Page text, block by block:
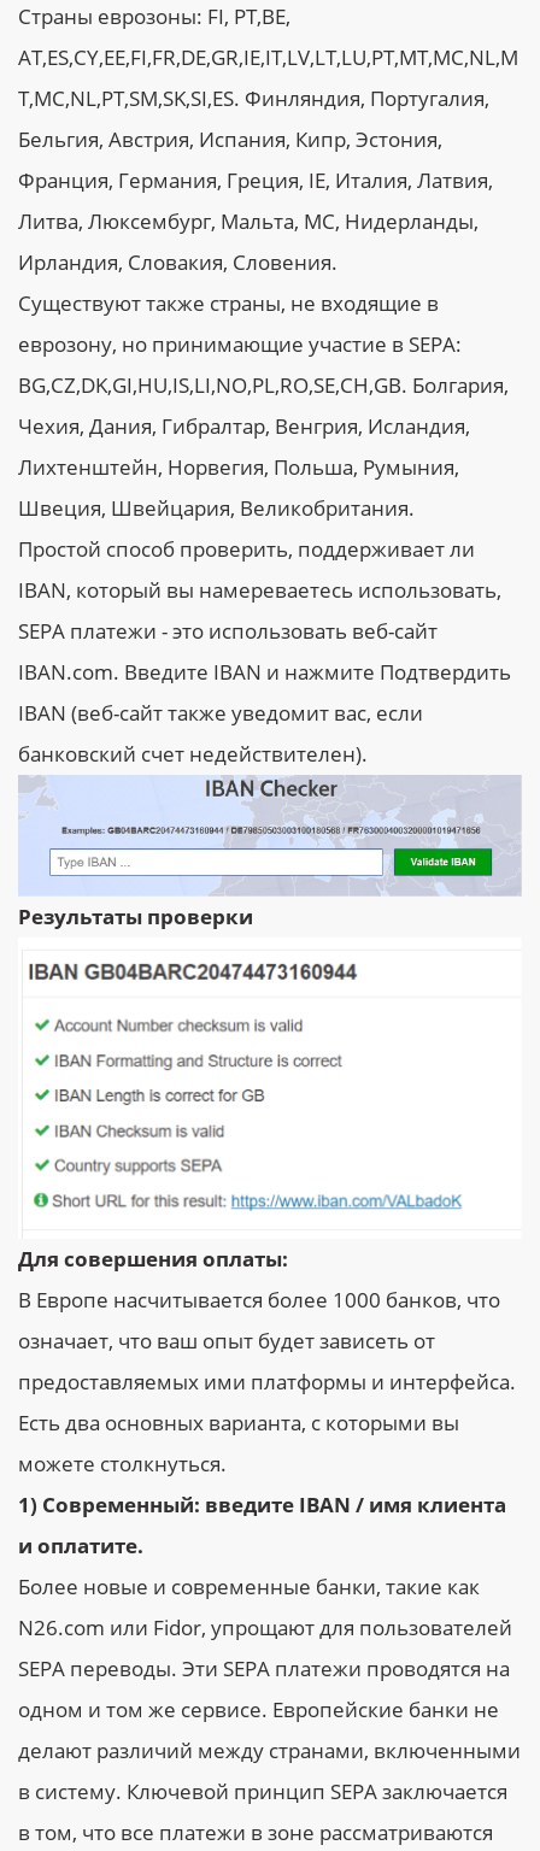
Страны еврозоны: FI, PT,BE,
АT,ES,CY,EE,FI,FR,DE,GR,IE,IT,LV,LT,LU,PT,MT,MC,NL,M
T,MC,NL,PT,SM,SK,SI,ES. Финляндия, Португалия,
Бельгия, Австрия, Испания, Кипр, Эстония,
Франция, Германия, Греция, IE, Италия, Латвия,
Литва, Люксембург, Мальта, MC, Нидерланды,
Ирландия, Словакия, Словения.
Существуют также страны, не входящие в
еврозону, но принимающие участие в SEPA:
BG,CZ,DK,GI,HU,IS,LI,NO,PL,RO,SE,CH,GB. Болгария,
Чехия, Дания, Гибралтар, Венгрия, Исландия,
Лихтенштейн, Норвегия, Польша, Румыния,
Швеция, Швейцария, Великобритания.
Простой способ проверить, поддерживает ли
IBAN, который вы намереваетесь использовать,
SEPA платежи - это использовать веб-сайт
IBAN.com. Введите IBAN и нажмите Подтвердить
IBAN (веб-сайт также уведомит вас, если
банковский счет недействителен).
Результаты проверки
Для совершения оплаты:
В Европе насчитывается более 1000 банков, что
означает, что ваш опыт будет зависеть от
предоставляемых ими платформы и интерфейса.
Есть два основных варианта, с которыми вы
можете столкнуться.
1) Современный: введите IBAN / имя клиента
и оплатите.
Более новые и современные банки, такие как
N26.com или Fidor, упрощают для пользователей
SEPA переводы. Эти SEPA платежи проводятся на
одном и том же сервисе. Европейские банки не
делают различий между странами, включенными
в систему. Ключевой принцип SEPA заключается
в том, что все платежи в зоне рассматриваются